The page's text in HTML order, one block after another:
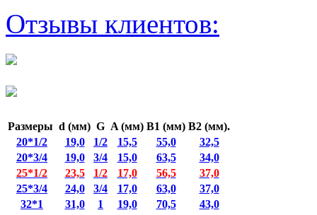
Отзывы клиентов:
Размеры d (мм) G A (мм) B1 (мм) B2 (мм).
20*1/2
19,0 1/2 15,5 55,0
32,5
20*3/4
19,0 3/4 15,0 63,5
34,0
25*1/2
23,5 1/2 17,0 56,5
37,0
25*3/4
24,0 3/4 17,0 63,0
37,0
32*1
31,0 1 19,0 70,5
43,0